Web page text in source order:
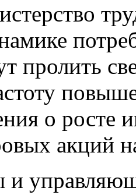
пролить
о росте
акций